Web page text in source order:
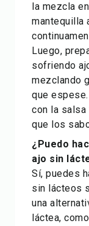
la mezcla
mantequilla
Luego,
sofriendo
mezclando
que
con la salsa
que los
¿Puedo
ajo sin
Sí, puedes
sin lácteos
una
láctea,